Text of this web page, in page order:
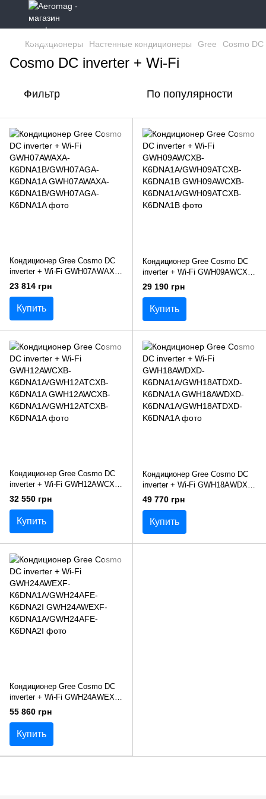
Кондиционеры Настенные кондиционеры Gree Cosmo
Cosmo DC inverter + Wi-Fi
Фильтр По популярности
Кондиционер Gree Cosmo DC
inverter + Wi-Fi GWH07AWAXA-
K6DNA1B/GWH07AGA-
K6DNA1A
23 814 грн
Купить
Кондиционер Gree Cosmo DC
inverter + Wi-Fi GWH09AWCXB-
K6DNA1A/GWH09ATCXB-
K6DNA1B
29 190 грн
Купить
Кондиционер Gree Cosmo DC
inverter + Wi-Fi GWH12AWCXB-
K6DNA1A/GWH12ATCXB-
K6DNA1A
32 550 грн
Купить
Кондиционер Gree Cosmo DC
inverter + Wi-Fi GWH18AWDXD-
K6DNA1A/GWH18ATDXD-
K6DNA1A
49 770 грн
Купить
Кондиционер Gree Cosmo DC
inverter + Wi-Fi GWH24AWEXF-
K6DNA1A/GWH24AFE-
55 860 грн
Купить